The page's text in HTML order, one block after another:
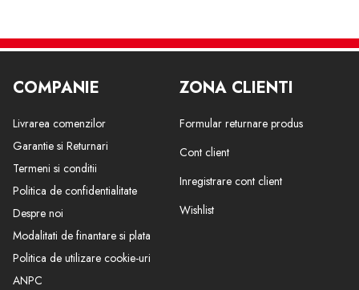
COMPANIE
Livrarea comenzilor
Garantie si Returnari
Termeni si conditii
Politica de confidentialitate
Despre noi
Modalitati de finantare si plata
Politica de utilizare cookie-uri
ANPC
ZONA CLIENTI
Formular returnare produs
Cont client
Inregistrare cont client
Wishlist